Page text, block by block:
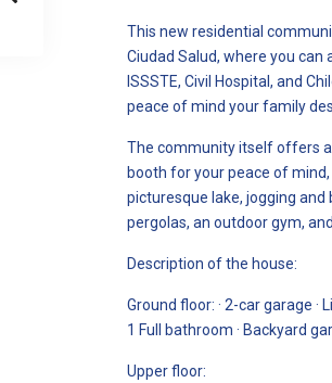
This new residential
Ciudad Salud, where you can
ISSSTE, Civil Hospital, and
peace of mind your family
The community itself offers
booth for your peace of
picturesque lake, jogging
pergolas, an outdoor gym,
Description of the house:
Ground floor: · 2-car garage ·
1 Full bathroom · Backyard
Upper floor: